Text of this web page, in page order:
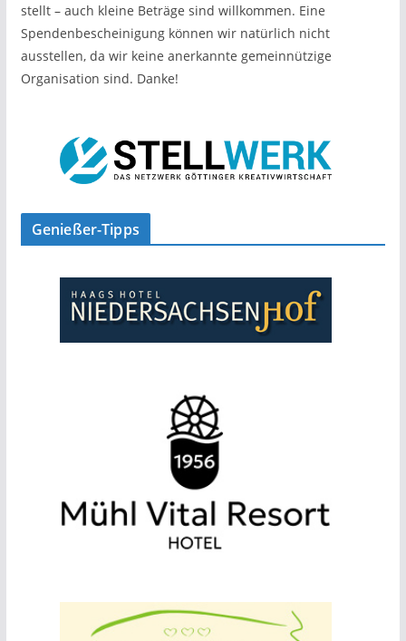
stellt – auch kleine Beträge sind willkommen. Eine
Spendenbescheinigung können wir natürlich nicht
ausstellen, da wir keine anerkannte gemeinnützige
Organisation sind. Danke!
Genießer-Tipps